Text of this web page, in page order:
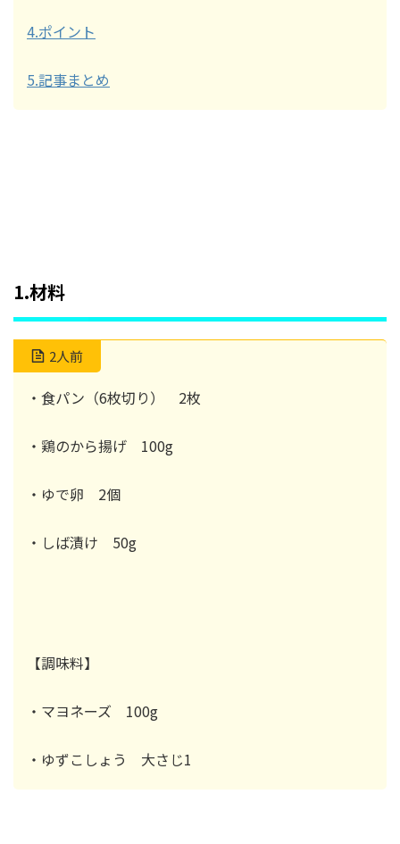
4.ポイント
5.記事まとめ
1.材料
2人前
・食パン（6枚切り） 2枚
・鶏のから揚げ 100g
・ゆで卵 2個
・しば漬け 50g
【調味料】
・マヨネーズ 100g
・ゆずこしょう 大さじ1